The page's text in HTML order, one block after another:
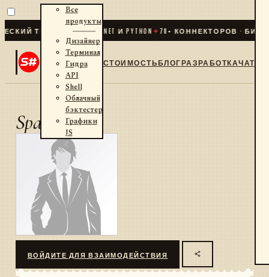
ТРЕЙДИНГ ДЛЯ .NET И PYTHON✦70+ КОННЕКТОРОВ ·
Все
продукты
Дизайнер
Терминал
Гидра
API
Shell
Облачный
бэктестер
Графики
JS
СТОИМОСТЬБЛОГРАЗРАБОТКАЧАТ
Space
ВОЙДИТЕ ДЛЯ ВЗАИМОДЕЙСТВИЯ